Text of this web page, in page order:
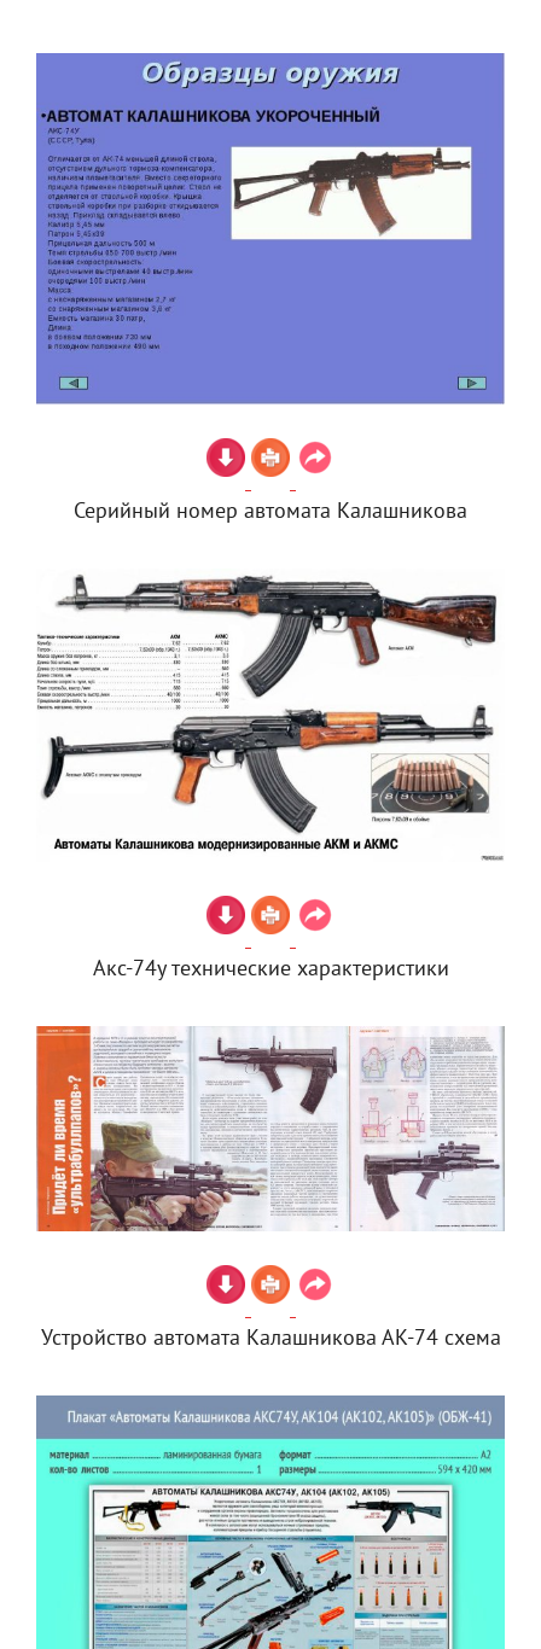
Серийный номер автомата Калашникова
Акс-74у технические характеристики
Устройство автомата Калашникова АК-74 схема